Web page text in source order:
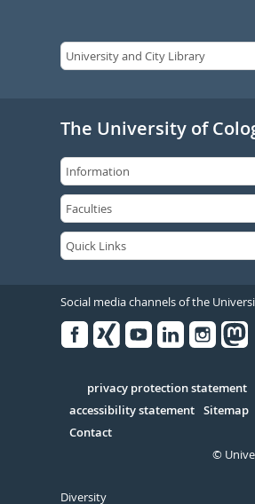
The University of
Social media channels of the
Serivce
privacy protection statement
accessibility statement Sitemap
Contact
©
Diversity